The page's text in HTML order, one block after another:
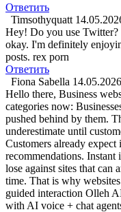
Ответить
Timsothyquatt
Hey! Do you use
okay. I'm definitely
posts. rex porn
Ответить
Fiona Sabella
Hello there, Business
categories now:
pushed behind by them.
underestimate until
Customers already
recommendations. Instant
lose against sites that can
time. That is why
guided interaction Olleh
with AI voice + chat